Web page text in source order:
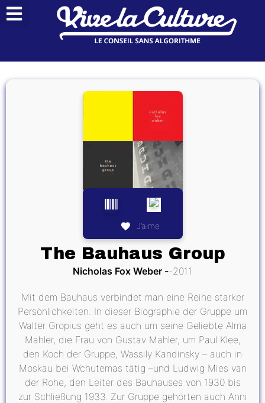
J’aime
The Bauhaus Group
Nicholas Fox Weber 2011
Mit dem Bauhaus verbindet man eine Reihe starker
Persönlichkeiten. In dieser Biographie der Gruppe um
Walter Gropius geht es auch um seine Geliebte Alma
Mahler, die Frau von Gustav Mahler, um Paul Klee,
den Koch der Gruppe, Wassily Kandinsky – auch in
Moskau bei Wchutemas tätig –und Ludwig Mies van
der Rohe, den Leiter des Bauhauses von 1930 bis
zur Schließung 1933. Zur Gruppe gehörten auch Anni